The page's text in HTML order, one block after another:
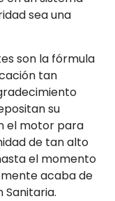
sea una
son la fórmula
tan
su
el motor para
de tan alto
el momento
acaba de